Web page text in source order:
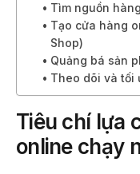
Tìm nguồn
Tạo cửa hàng
Shop)
Quảng bá sản
Theo dõi và tối
Tiêu chí lựa
online chạy